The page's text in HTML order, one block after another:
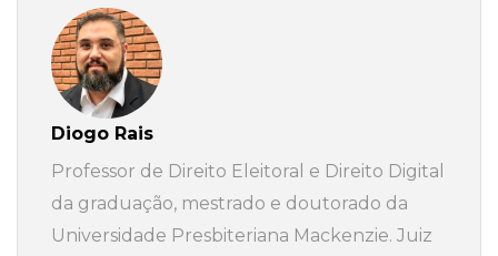
Diogo Rais
Professor de Direito Eleitoral e Direito Digital
da graduação, mestrado e doutorado da
Universidade Presbiteriana Mackenzie. Juiz